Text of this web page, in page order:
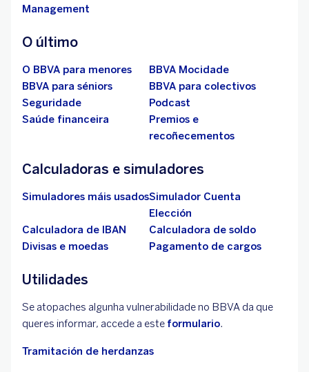
Management
O último
O BBVA para menores
BBVA Mocidade
BBVA para séniors
BBVA para colectivos
Seguridade
Podcast
Saúde financeira
Premios e
recoñecementos
Calculadoras e simuladores
Simuladores máis usadosSimulador Cuenta
Elección
Calculadora de IBAN
Calculadora de soldo
Divisas e moedas
Pagamento de cargos
Utilidades
Se atopaches algunha vulnerabilidade no BBVA da que
queres informar, accede a este formulario.
Tramitación de herdanzas